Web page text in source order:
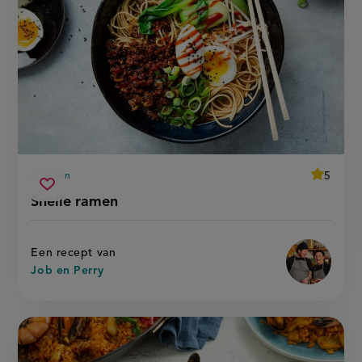
Snelle ramen
voorbereidingstijd
30 min
average
5
Een recept van
Job en Perry
Sla
snelle
ramen